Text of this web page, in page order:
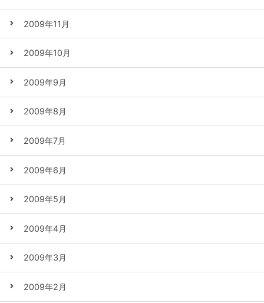
2009年11月
2009年10月
2009年9月
2009年8月
2009年7月
2009年6月
2009年5月
2009年4月
2009年3月
2009年2月